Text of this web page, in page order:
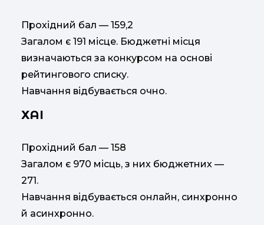
Прохідний бал — 159,2
Загалом є 191 місце. Бюджетні місця
визначаються за конкурсом на основі
рейтингового списку.
Навчання відбувається очно.
ХАІ
Прохідний бал — 158
Загалом є 970 місць, з них бюджетних —
271.
Навчання відбувається онлайн, синхронно
й асинхронно.